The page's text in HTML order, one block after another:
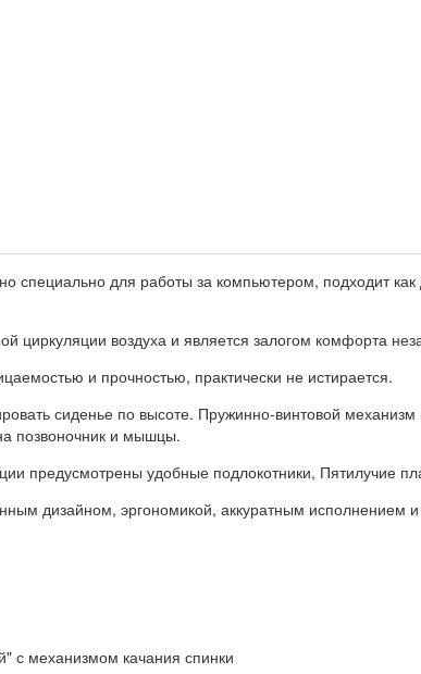
специально для работы за компьютером, подходит
циркуляции воздуха и является залогом комфорта
и прочностью, практически не истирается.
сиденье по высоте. Пружинно-винтовой
позвоночник и мышцы.
предусмотрены удобные подлокотники, Пятилучие
дизайном, эргономикой, аккуратным исполнением
с механизмом качания спинки